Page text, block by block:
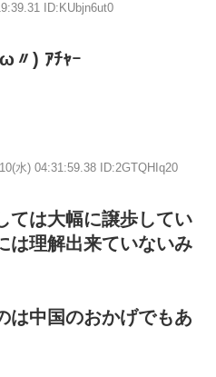
ID:KUbjn6ut0
〃) ｱﾁｬｰ
水) 04:31:59.38 ID:2GTQHIq20
ては大幅に譲歩してい
は理解出来ていないみ
は中国のおかげでもあ